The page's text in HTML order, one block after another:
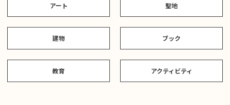
アート 聖地
建物 ブック
教育 アクティビティ